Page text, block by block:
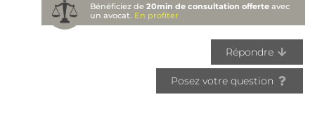
Bénéficiez de20min de consultation offerte avec
un avocat. En profiter
Répondre
Posez votre question